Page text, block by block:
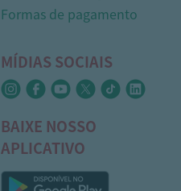
Formas de pagamento
MÍDIAS SOCIAIS
BAIXE NOSSO
APLICATIVO